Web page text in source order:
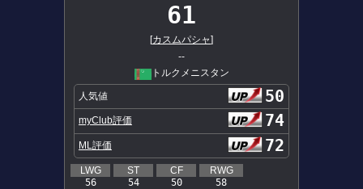
61
[カスムパシャ]
--
トルクメニスタン
人気値 50
myClub評価 74
ML評価 72
LWG
56
ST
54
CF
50
RWG
58